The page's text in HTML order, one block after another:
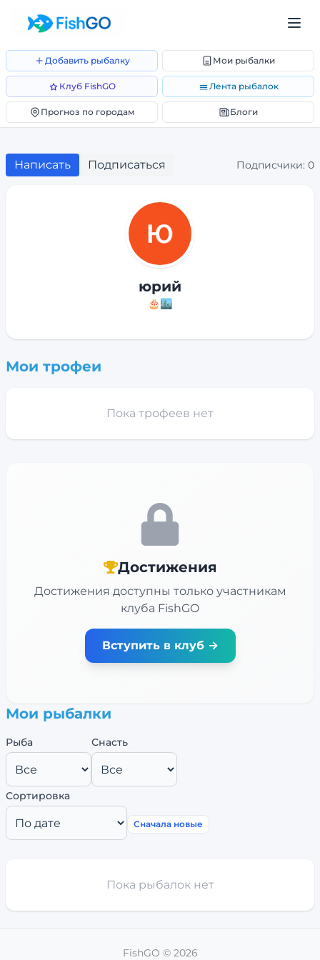
Добавить рыбалку Мои рыбалки
Клуб FishGO Лента рыбалок
Прогноз по городам Блоги
Написать Подписаться Подписчики: 0
юрий
🎂🏙️
Мои трофеи
Пока трофеев нет
Достижения
Достижения доступны только участникам
клуба FishGO
Вступить в клуб →
Мои рыбалки
Рыба Снасть
Сортировка
Сначала новые
Пока рыбалок нет
FishGO © 2026